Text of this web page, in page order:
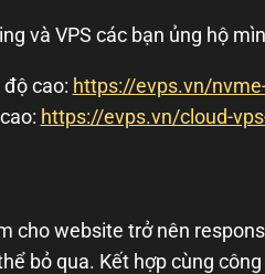
và VPS các bạn ủng hộ
cao: https://evps.vn/
https://evps.vn/cloud-
cho website trở nên
bỏ qua. Kết hợp cùng